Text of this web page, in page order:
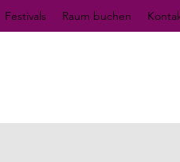
Festivals Raum buchen